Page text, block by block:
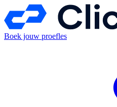
Boek jouw proefles